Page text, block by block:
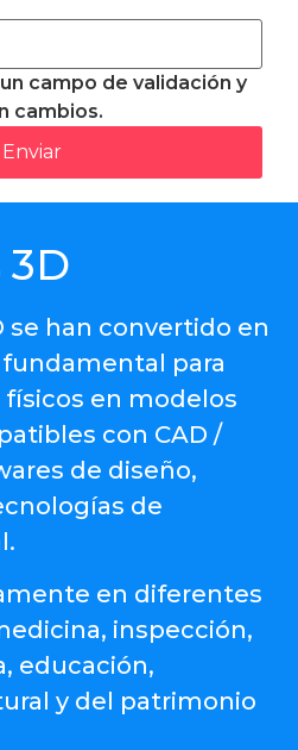
3D
se han convertido en
para
en modelos
con CAD /
de diseño,
de
en diferentes
inspección,
educación,
y del patrimonio
campo de validación y
cambios.